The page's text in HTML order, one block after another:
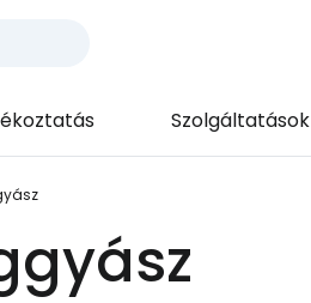
Szolgáltatások